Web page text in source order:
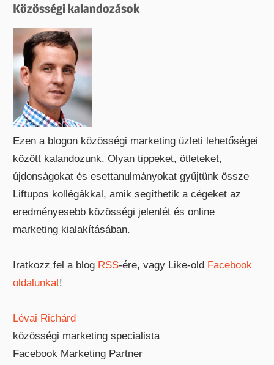
Közösségi kalandozások
Ezen a blogon közösségi marketing üzleti lehetőségei
között kalandozunk. Olyan tippeket, ötleteket,
újdonságokat és esettanulmányokat gyűjtünk össze
Liftupos kollégákkal, amik segíthetik a cégeket az
eredményesebb közösségi jelenlét és online
marketing kialakításában.
Iratkozz fel a blog RSS-ére, vagy Like-old Facebook
oldalunkat!
Lévai Richárd
közösségi marketing specialista
Facebook Marketing Partner